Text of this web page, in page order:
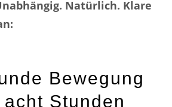
Natürlich. Klare
Bewegung
Stunden